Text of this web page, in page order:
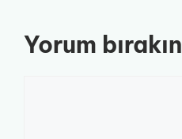
Yorum bırakın